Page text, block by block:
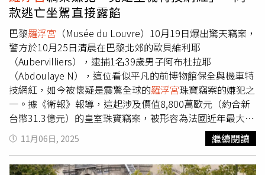
藏文物的故宮博物院，劉書彬以立法院教育與文化委員會召
委身分關心，畢竟不只巴黎
也持有像翠玉白菜、肉形石、毛公鼎、谿山行旅圖、早春圖
這些國際珍寶，究竟故宮的文物如何保存，有無防竊計畫？
若遇到火災、戰爭等緊急事件有無避難場所？故宮博物院院
長蕭宗煌的答案卻嚇壞了大家。蕭宗煌指出，其實故宮博物
院館藏並沒有特別請人估價造冊，畢竟文物是無價的，但故
宮不論是位在嘉義縣太保市的南院或台北市士林區的院本
部，都有24小時人力盯住監視器，監視器全方位照遍各處更
是不需要多說，且每個月都會校正，監控沒有問題。劉書彬
也舉位於士林的故宮博物院院本部坐落處為例，直指院本部
坡地不遠處就有加油站，若是發生火災等意外，後果恐怕不
款逃亡坐駕直接露餡
巴黎羅浮宮 （Musée du Louvre）10月19日爆出驚天竊案，
警方於10月25日清晨在巴黎北郊的歐貝維利耶
（Aubervilliers），逮捕1名39歲男子阿布杜拉耶
（Abdoulaye N），這位看似平凡的前博物館保全與機車特
技網紅，如今被懷疑是震驚全球的羅浮宮珠寶竊案的嫌犯之
一。據《衛報》報導，這起涉及價值8,800萬歐元（約合新
台幣31.3億元）的皇室珠寶竊案，被形容為法國近年最大
膽、最戲劇化的藝術品盜竊事件之一。根據法國司法單位透
露，阿布杜拉耶出生於歐貝維利耶，案發6天後他隨即在家
中被捕，目前面臨「組織性竊盜」與「犯罪共謀」的指控。
11月06日, 2025 繼續閱讀